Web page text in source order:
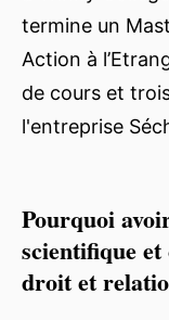
termine un
Action à
de cours et
l'entreprise
Pourquoi
scientifique
droit et